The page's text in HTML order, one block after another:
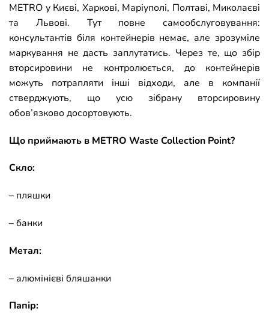
METRO у Києві, Харкові, Маріуполі, Полтаві, Миколаєві
та Львові. Тут повне самообслуговування:
консультантів біля контейнерів немає, але зрозуміле
маркування не дасть заплутатись. Через те, що збір
вторсировини не контролюється, до контейнерів
можуть потрапляти інші відходи, але в компанії
стверджують, що усю зібрану вторсировину
обов’язково досортовують.
Що приймають в METRO Waste Collection Point?
Скло:
– пляшки
– банки
Метал:
– алюмінієві бляшанки
Папір: